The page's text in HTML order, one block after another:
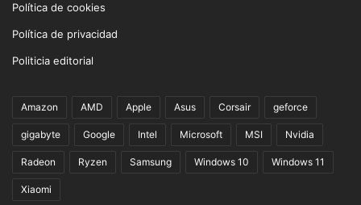
Política de cookies
Política de privacidad
Politicia editorial
Amazon AMD Apple Asus Corsair geforce
gigabyte Google Intel Microsoft MSI Nvidia
Radeon Ryzen Samsung Windows 10 Windows 11
Xiaomi